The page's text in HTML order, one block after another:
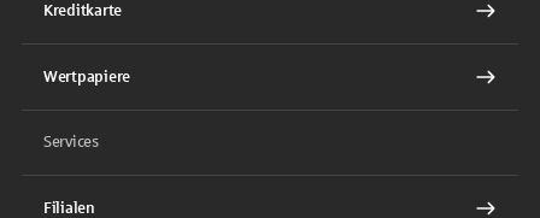
Kreditkarte
Wertpapiere
Services
Filialen